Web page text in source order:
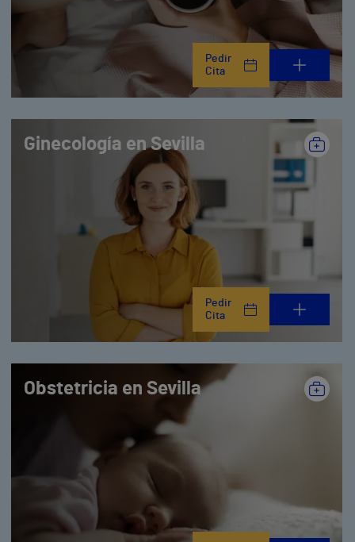
Pedir
Cita
Ginecología en Sevilla
Pedir
Cita
Obstetricia en Sevilla